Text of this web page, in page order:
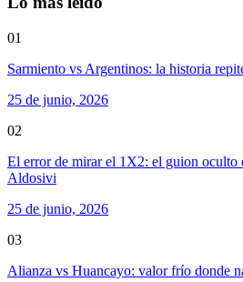
01
Sarmiento vs Argentinos: la historia
25 de junio, 2026
02
El error de mirar el 1X2: el guion oculto
Aldosivi
25 de junio, 2026
03
Alianza vs Huancayo: valor frío donde